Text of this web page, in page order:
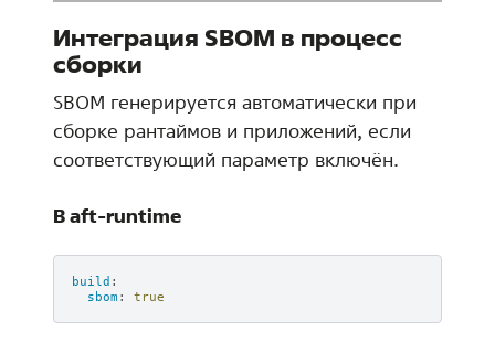
Интеграция SBOM в процесс
сборки
SBOM генерируется автоматически при
сборке рантаймов и приложений, если
соответствующий параметр включён.
В aft-runtime
build :
sbom : true